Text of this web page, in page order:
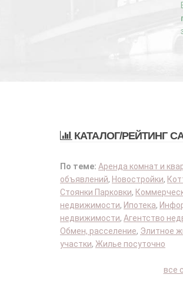
КАТАЛОГ/РЕЙТИНГ
По теме: Аренда комнат и
объявлений, Новостройки,
Стоянки Парковки,
недвижимости, Ипотека,
недвижимости, Агентство
Обмен, расселение, Элитное
участки, Жилье посуточно
все